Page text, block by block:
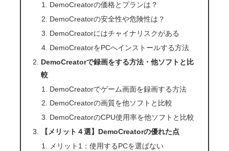
DemoCreatorの価格とプランは？
DemoCreatorの安全性や危険性は？
DemoCreatorにはチャイナリスクがある
DemoCreatorをPCへインストールする方法
DemoCreatorで録画をする方法・他ソフトと比
較
DemoCreatorでゲーム画面を録画する方法
DemoCreatorの画質を他ソフトと比較
DemoCreatorのCPU使用率を他ソフトと比較
【メリット４選】DemoCreatorの優れた点
メリット1：使用するPCを選ばない